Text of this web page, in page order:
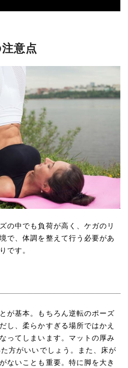
意点
の中でも負荷が高く、ケガのリ
で、体調を整えて行う必要があ
です。
が基本。もちろん逆転のポーズ
し、柔らかすぎる場所ではかえ
ってしまいます。マットの厚み
方がいいでしょう。また、床が
ないことも重要。特に脚を大き